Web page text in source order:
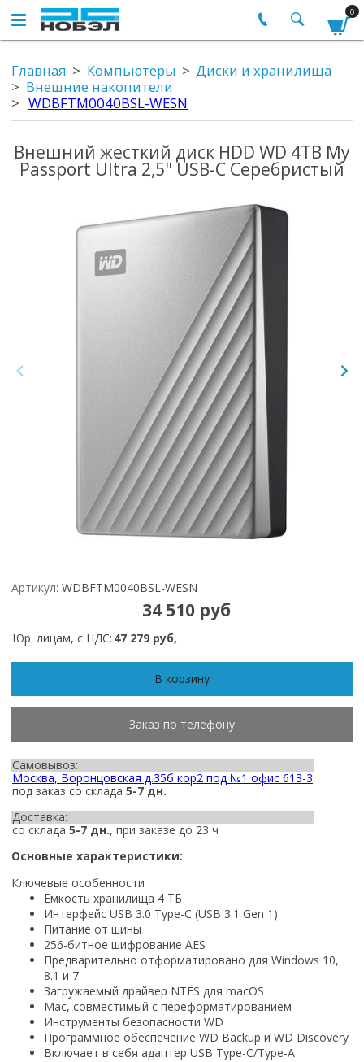
0
Главная Компьютеры
Диски и хранилища
Внешние накопители
WDBFTM0040BSL-WESN
Внешний жесткий диск HDD WD 4TB My
Passport Ultra 2,5" USB-C Серебристый
Артикул: WDBFTM0040BSL-WESN
34 510 руб
Юр. лицам, с НДС: 47 279 руб,
В корзину
Заказ по телефону
Самовывоз:
Москва, Воронцовская д.35б кор2 под №1 офис 613-3
под заказ со склада 5-7 дн.
Доставка:
со склада 5-7 дн., при заказе до 23 ч
Основные характеристики:
Ключевые особенности
Емкость хранилища 4 ТБ
Интерфейс USB 3.0 Type-C (USB 3.1 Gen 1)
Питание от шины
256-битное шифрование AES
Предварительно отформатировано для Windows 10,
8.1 и 7
Загружаемый драйвер NTFS для macOS
Mac, совместимый с переформатированием
Инструменты безопасности WD
Программное обеспечение WD Backup и WD Discovery
Включает в себя адаптер USB Type-C/Type-A